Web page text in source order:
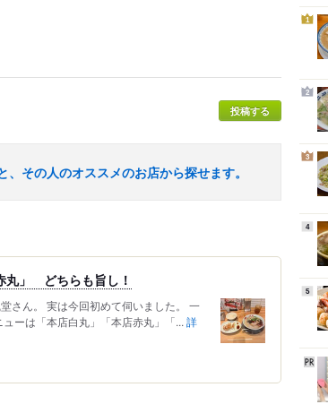
投稿する
その人のオススメのお店から探せます。
丸」 どちらも旨し！
さん。 実は今回初めて伺いました。 一
ーは「本店白丸」「本店赤丸」「... 詳
1
2
3
4
5